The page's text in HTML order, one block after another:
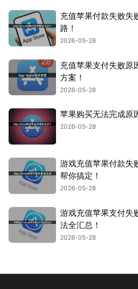
充值苹果付款失败失
路！
2026-05-28
充值苹果支付失败原
方案！
2026-05-28
苹果购买无法完成原
2026-05-28
游戏充值苹果付款失
帮你搞定！
2026-05-28
游戏充值苹果支付失
法全汇总！
2026-05-28